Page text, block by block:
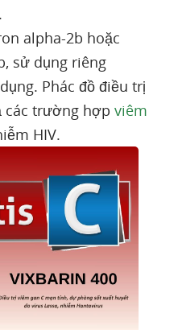
alpha-2b hoặc
sử dụng riêng
Phác đồ điều trị
các trường hợp viêm
HIV.